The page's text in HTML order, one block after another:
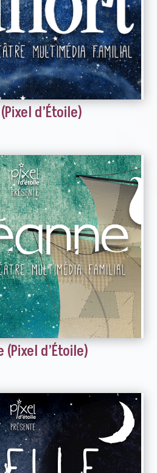
d’Étoile)
(Pixel d’Étoile)